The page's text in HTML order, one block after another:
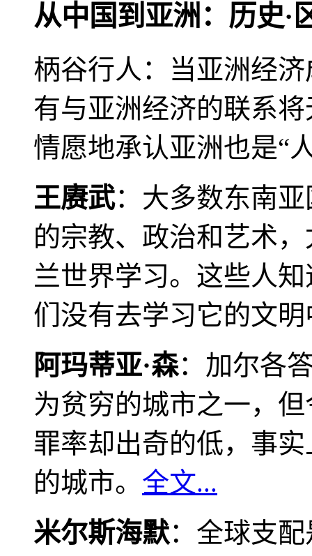
从中国到亚洲：历史·
柄谷行人：当亚洲经
有与亚洲经济的联系
情愿地承认亚洲也是“
王赓武：大多数东南
的宗教、政治和艺术
兰世界学习。这些人
们没有去学习它的文
阿玛蒂亚·森：加尔各
为贫穷的城市之一，
罪率却出奇的低，事
的城市。 全文...
米尔斯海默：全球支